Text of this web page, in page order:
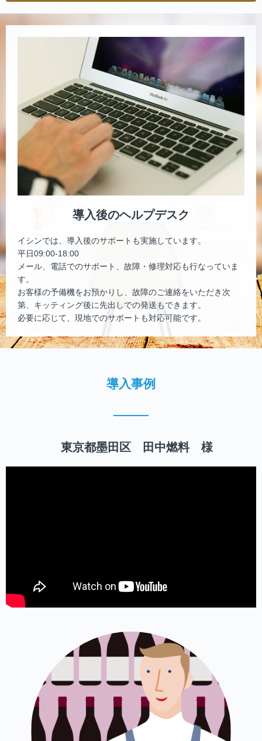
導入後のヘルプデスク
イシンでは、導入後のサポートも実施しています。
平日09:00-18:00
メール、電話でのサポート、故障・修理対応も行なっていま
す。
お客様の予備機をお預かりし、故障のご連絡をいただき次
第、キッティング後に先出しでの発送もできます。
必要に応じて、現地でのサポートも対応可能です。
導入事例
東京都墨田区 田中燃料 様